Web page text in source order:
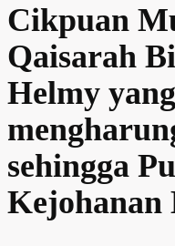
Cikpuan
Qaisarah
Helmy
sehingga
Kejohanan